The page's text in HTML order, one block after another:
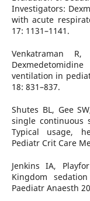
Investigators:
with acute
17: 1131–1141.
Venkatraman
ventilation in
18: 831–837.
Shutes BL, Gee
single continuous
Typical usage,
Pediatr Crit Care
Jenkins IA,
Kingdom
Paediatr Anaesth